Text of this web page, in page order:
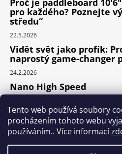
Tento web používá soubory
procházením tohoto webu
používáním.. Více informací
pro každého? Poznejte
středu“
22.5.2026
Vidět svět jako profík:
naprostý game-changer
24.2.2026
Nano High Speed
Nejlepší cyklodoplňky v
výkon